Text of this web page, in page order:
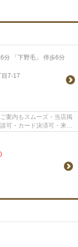
分 「下野毛」 停歩6分
目7-17
案内もスムーズ・当店掲
可・カード決済可・来店